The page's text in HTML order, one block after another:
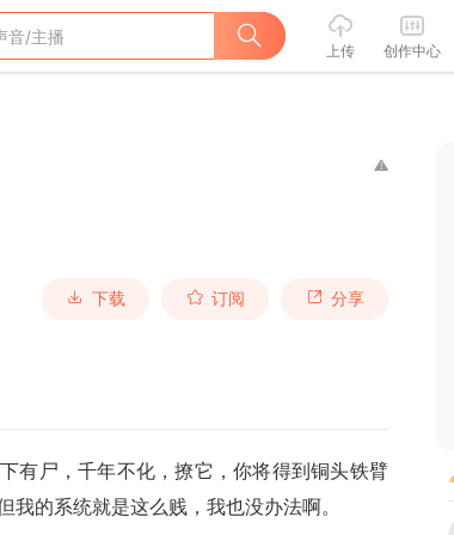
上传 创作中心
下载 订阅 分享
有尸，千年不化，撩它，你将得到铜头铁臂
的系统就是这么贱，我也没办法啊。